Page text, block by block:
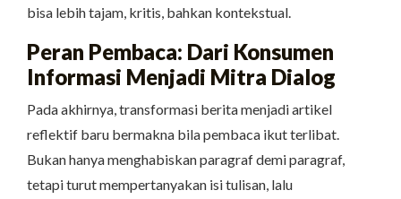
bisa lebih tajam, kritis, bahkan kontekstual.
Peran Pembaca: Dari Konsumen
Informasi Menjadi Mitra Dialog
Pada akhirnya, transformasi berita menjadi artikel
reflektif baru bermakna bila pembaca ikut terlibat.
Bukan hanya menghabiskan paragraf demi paragraf,
tetapi turut mempertanyakan isi tulisan, lalu